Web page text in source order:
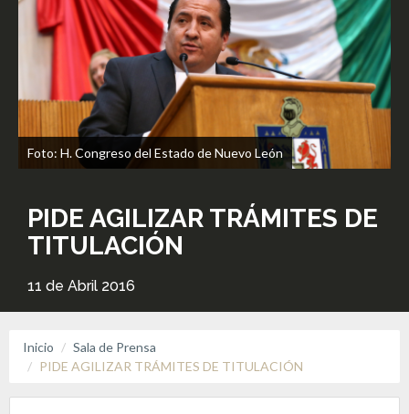
Foto: H. Congreso del Estado de Nuevo León
PIDE AGILIZAR TRÁMITES DE
TITULACIÓN
11 de Abril 2016
Inicio
Sala de Prensa
PIDE AGILIZAR TRÁMITES DE TITULACIÓN